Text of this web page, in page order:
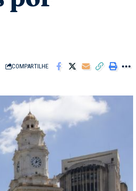
COMPARTILHE